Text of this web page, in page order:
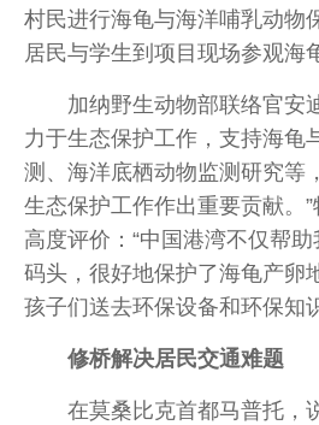
村民进行海龟与海洋哺乳动物
居民与学生到项目现场参观海
加纳野生动物部联络官安
力于生态保护工作，支持海龟
测、海洋底栖动物监测研究等
生态保护工作作出重要贡献。
高度评价：“中国港湾不仅帮
码头，很好地保护了海龟产卵
孩子们送去环保设备和环保知
修桥解决居民交通难题
在莫桑比克首都马普托，